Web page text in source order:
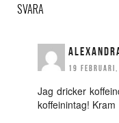
SVARA
19
Jag dricker
koffeinintag! Kram